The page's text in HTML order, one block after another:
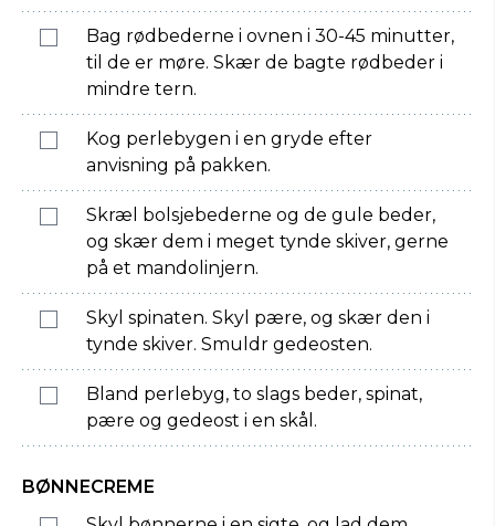
Bag rødbederne i ovnen i 30-45 minutter,
til de er møre. Skær de bagte rødbeder i
mindre tern.
Kog perlebygen i en gryde efter
anvisning på pakken.
Skræl bolsjebederne og de gule beder,
og skær dem i meget tynde skiver, gerne
på et mandolinjern.
Skyl spinaten. Skyl pære, og skær den i
tynde skiver. Smuldr gedeosten.
Bland perlebyg, to slags beder, spinat,
pære og gedeost i en skål.
BØNNECREME